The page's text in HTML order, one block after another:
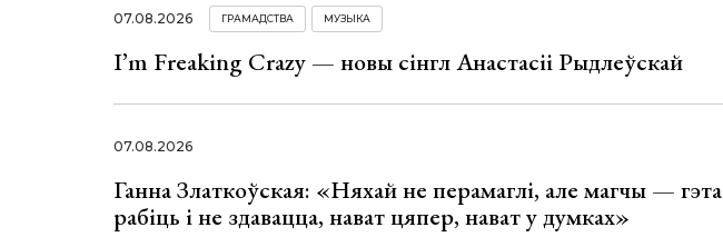
07.08.2026 ГРАМАДСТВА МУЗЫКА
I’m Freaking Crazy — новы сінгл Анастасіі Рыдлеўскай
07.08.2026
Ганна Златкоўская: «Няхай не перамаглі, але магчы — гэта
рабіць і не здавацца, нават цяпер, нават у думках»